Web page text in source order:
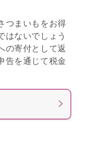
つまいもをお得
はないでしょう
の寄付として返
告を通じて税金